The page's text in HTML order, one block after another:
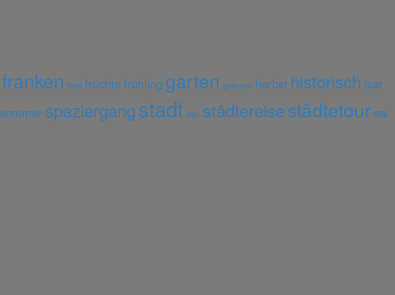
franken frost früchtefrühling garten geländer herbst historisch isar
sommer spaziergangstadt stille städtereisestädtetour sw